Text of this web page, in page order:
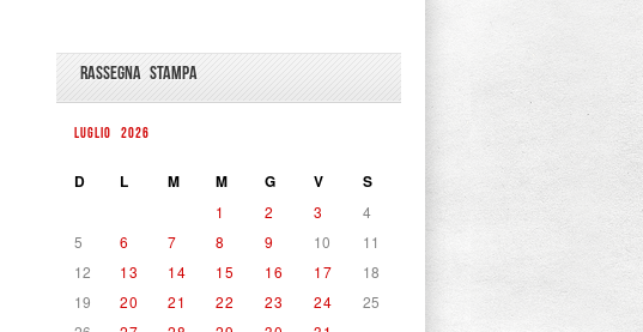
RASSEGNA STAMPA
LUGLIO 2026
D L M M G V S
1 2 3
4
5
6 7 8 9 10
11
12
13 14 15 16 17
18
19
20 21 22 23 24
25